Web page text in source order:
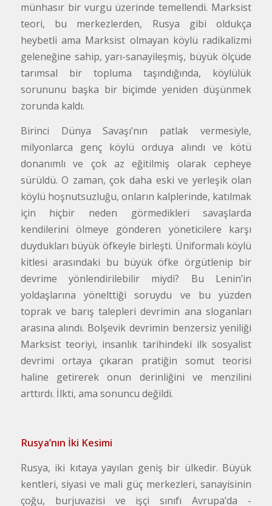
münhasır bir vurgu üzerinde temellendi. Marksist
teori, bu merkezlerden, Rusya gibi oldukça
heybetli ama Marksist olmayan köylü radikalizmi
geleneğine sahip, yarı-sanayileşmiş, büyük ölçüde
tarımsal bir topluma taşındığında, köylülük
sorununu başka bir biçimde yeniden düşünmek
zorunda kaldı.
Birinci Dünya Savaşı’nın patlak vermesiyle,
milyonlarca genç köylü orduya alındı ve kötü
donanımlı ve çok az eğitilmiş olarak cepheye
sürüldü. O zaman, çok daha eski ve yerleşik olan
köylü hoşnutsuzluğu, onların kalplerinde, katılmak
için hiçbir neden görmedikleri savaşlarda
kendilerini ölmeye gönderen yöneticilere karşı
duydukları büyük öfkeyle birleşti. Üniformalı köylü
kitlesi arasındaki bu büyük öfke örgütlenip bir
devrime yönlendirilebilir miydi? Bu Lenin’in
yoldaşlarına yönelttiği soruydu ve bu yüzden
toprak ve barış talepleri devrimin ana sloganları
arasına alındı. Bolşevik devrimin benzersiz yeniliği
Marksist teoriyi, insanlık tarihindeki ilk sosyalist
devrimi ortaya çıkaran pratiğin somut teorisi
haline getirerek onun derinliğini ve menzilini
arttırdı. İlkti, ama sonuncu değildi.
Rusya’nın İki Kesimi
Rusya, iki kıtaya yayılan geniş bir ülkedir. Büyük
kentleri, siyasi ve mali güç merkezleri, sanayisinin
çoğu, burjuvazisi ve işçi sınıfı Avrupa’da -